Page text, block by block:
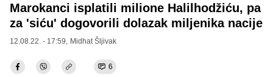
Marokanci isplatili milione Halilhodžiću, pa
za 'siću' dogovorili dolazak miljenika nacije
12.08.22. - 17:59, Midhat Šljivak
6